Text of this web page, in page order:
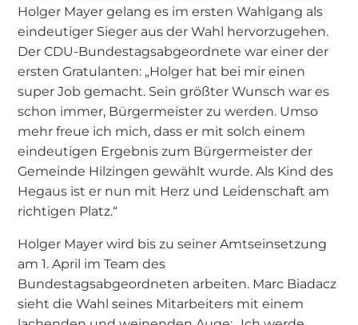
Holger Mayer gelang es im ersten Wahlgang als
eindeutiger Sieger aus der Wahl hervorzugehen.
Der CDU-Bundestagsabgeordnete war einer der
ersten Gratulanten: „Holger hat bei mir einen
super Job gemacht. Sein größter Wunsch war es
schon immer, Bürgermeister zu werden. Umso
mehr freue ich mich, dass er mit solch einem
eindeutigen Ergebnis zum Bürgermeister der
Gemeinde Hilzingen gewählt wurde. Als Kind des
Hegaus ist er nun mit Herz und Leidenschaft am
richtigen Platz.“
Holger Mayer wird bis zu seiner Amtseinsetzung
am 1. April im Team des
Bundestagsabgeordneten arbeiten. Marc Biadacz
sieht die Wahl seines Mitarbeiters mit einem